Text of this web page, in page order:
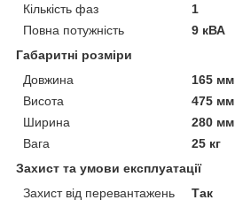
Кількість фаз
1
Повна потужність
9 кВА
Габаритні розміри
Довжина
165 мм
Висота
475 мм
Ширина
280 мм
Вага
25 кг
Захист та умови експлуатації
Захист від перевантажень
Так